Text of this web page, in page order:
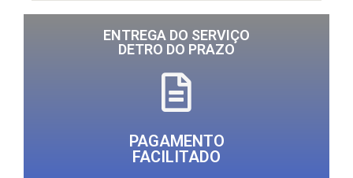
ENTREGA DO SERVIÇO
DETRO DO PRAZO
PAGAMENTO
FACILITADO